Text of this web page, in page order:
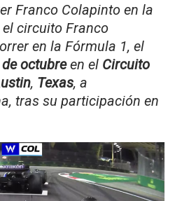
Franco Colapinto en la
circuito Franco
en la Fórmula 1, el
octubreen el Circuito
, Texas, a
tras su participación en